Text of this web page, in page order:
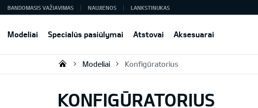
Modeliai Specialūs pasiūlymai Atstovai Aksesuarai
BANDOMASIS VAŽIAVIMAS NAUJIENOS LANKSTINUKAS
KIA AUTO AS
Modeliai Konfigūratorius
KONFIGŪRATORIUS